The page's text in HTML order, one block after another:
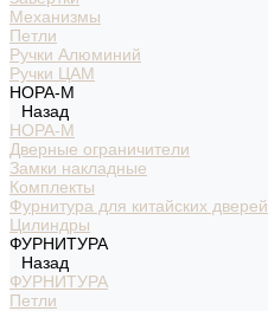
Механизмы
Петли
Ручки Алюминий
Ручки ЦАМ
НОРА-М
Назад
НОРА-М
Дверные ограничители
Замки накладные
Комплекты
Фурнитура для китайских дверей
Цилиндры
ФУРНИТУРА
Назад
ФУРНИТУРА
Петли